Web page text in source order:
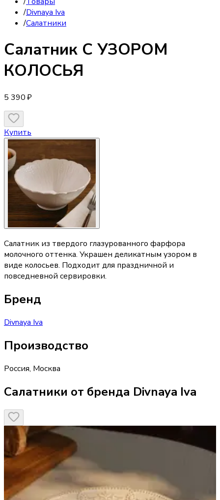
/Divnaya Iva
/Салатники
Салатник С УЗОРОМ
КОЛОСЬЯ
5 390 ₽
Купить
Салатник из твердого глазурованного фарфора
молочного оттенка. Украшен деликатным узором в
виде колосьев. Подходит для праздничной и
повседневной сервировки.
Бренд
Divnaya Iva
Производство
Россия, Москва
Салатники от бренда Divnaya Iva